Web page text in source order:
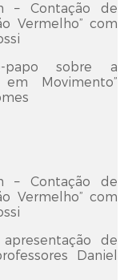
– Contação de
Vermelho” com
papo sobre a
em Movimento”
– Contação de
Vermelho” com
de
Daniel